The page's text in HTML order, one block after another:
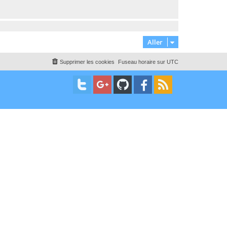
Aller
Fuseau horaire sur UTC
Supprimer les cookies